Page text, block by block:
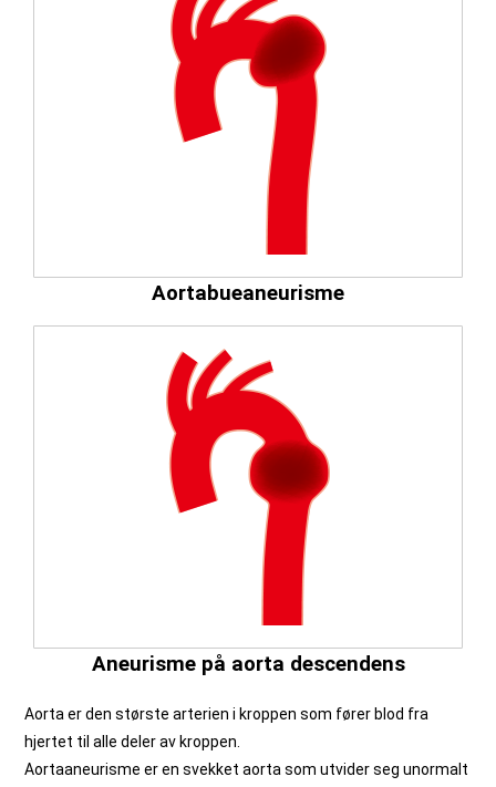
Aortabueaneurisme
Aneurisme på aorta descendens
Aorta er den største arterien i kroppen som fører blod fra
hjertet til alle deler av kroppen.
Aortaaneurisme er en svekket aorta som utvider seg unormalt